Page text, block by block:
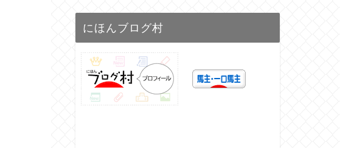
にほんブログ村